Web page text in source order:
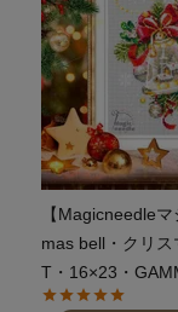
【Magicneedle
mas bell・クリ
T・16×23・